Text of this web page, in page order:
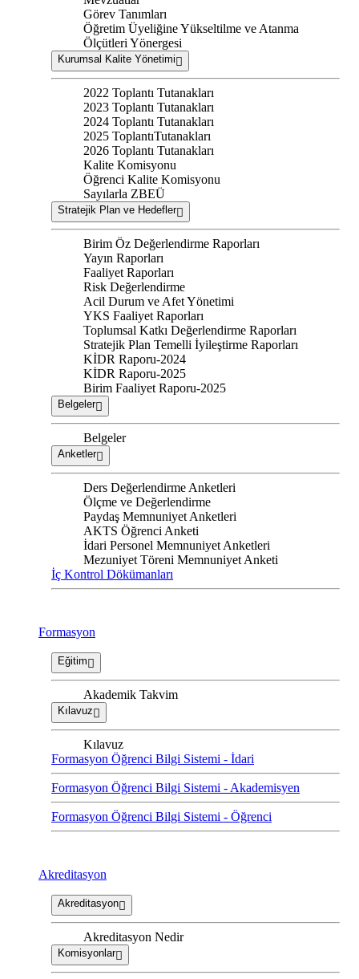
Görev Tanımları
Öğretim Üyeliğine Yükseltilme ve Atanma
Ölçütleri Yönergesi
Kurumsal Kalite Yönetimi
2022 Toplantı Tutanakları
2023 Toplantı Tutanakları
2024 Toplantı Tutanakları
2025 ToplantıTutanakları
2026 Toplantı Tutanakları
Kalite Komisyonu
Öğrenci Kalite Komisyonu
Sayılarla ZBEÜ
Stratejik Plan ve Hedefler
Birim Öz Değerlendirme Raporları
Yayın Raporları
Faaliyet Raporları
Risk Değerlendirme
Acil Durum ve Afet Yönetimi
YKS Faaliyet Raporları
Toplumsal Katkı Değerlendirme Raporları
Stratejik Plan Temelli İyileştirme Raporları
KİDR Raporu-2024
KİDR Raporu-2025
Birim Faaliyet Raporu-2025
Belgeler
Belgeler
Anketler
Ders Değerlendirme Anketleri
Ölçme ve Değerlendirme
Paydaş Memnuniyet Anketleri
AKTS Öğrenci Anketi
İdari Personel Memnuniyet Anketleri
Mezuniyet Töreni Memnuniyet Anketi
İç Kontrol Dökümanları
Formasyon
Eğitim
Akademik Takvim
Kılavuz
Kılavuz
Formasyon Öğrenci Bilgi Sistemi - İdari
Formasyon Öğrenci Bilgi Sistemi - Akademisyen
Formasyon Öğrenci Bilgi Sistemi - Öğrenci
Akreditasyon
Akreditasyon
Akreditasyon Nedir
Komisyonlar